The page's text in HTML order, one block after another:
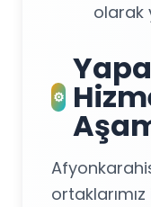
olarak
⚙️